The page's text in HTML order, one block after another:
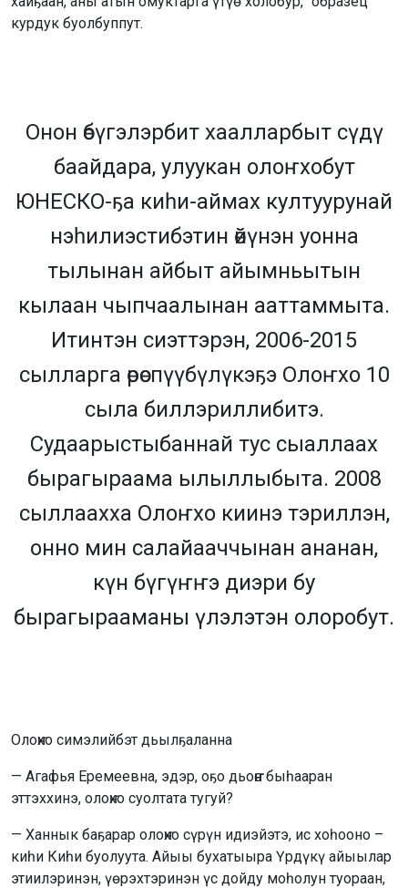
курдук буолбуппут.
Онон өбүгэлэрбит хаалларбыт сүдү
баайдара, улуукан олоҥхобут
ЮНЕСКО-ҕа киһи-аймах култуурунай
нэһилиэстибэтин өйүнэн уонна
тылынан айбыт айымньытын
кылаан чыпчаалынан ааттаммыта.
Итинтэн сиэттэрэн, 2006-2015
сылларга өрөспүүбүлүкэҕэ Олоҥхо 10
сыла биллэриллибитэ.
Судаарыстыбаннай тус сыаллаах
бырагыраама ылыллыбыта. 2008
сыллаахха Олоҥхо киинэ тэриллэн,
онно мин салайааччынан ананан,
күн бүгүҥҥэ диэри бу
бырагырааманы үлэлэтэн олоробут.
Олоҥхо симэлийбэт дьылҕаланна
— Агафья Еремеевна, эдэр, оҕо дьоҥҥо быһааран
эттэххинэ, олоҥхо суолтата тугуй?
— Ханнык баҕарар олоҥхо сүрүн идиэйэтэ, ис хоһооно –
киһи Киһи буолуута. Айыы бухатыыра Үрдүкү айыылар
этиилэринэн, үөрэхтэринэн үс дойду моһолун туораан,